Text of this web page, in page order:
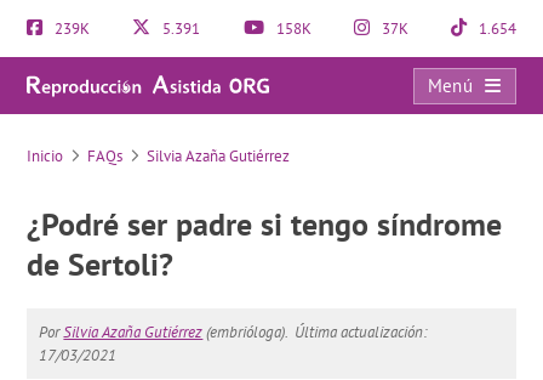
239K 5.391 158K 37K 1.654
Menú
FAQs
Inicio FAQs Silvia Azaña Gutiérrez
¿Podré ser padre si tengo síndrome
de Sertoli?
PorSilvia Azaña Gutiérrez(embrióloga). Última actualización:
17/03/2021